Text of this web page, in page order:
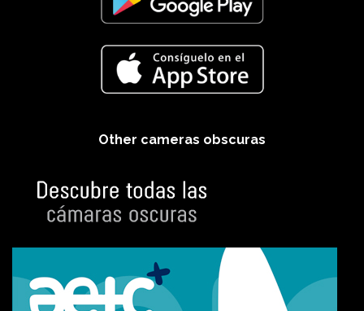
Other cameras obscuras